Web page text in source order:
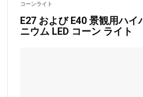
コーンライト
E27 および E40 景観用ハイ
ニウム LED コーン ライト